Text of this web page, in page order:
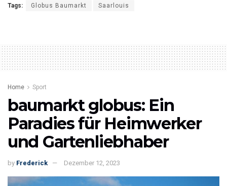
Tags: Globus Baumarkt Saarlouis
Home Sport
baumarkt globus: Ein
Paradies für Heimwerker
und Gartenliebhaber
by Frederick Dezember 12, 2023